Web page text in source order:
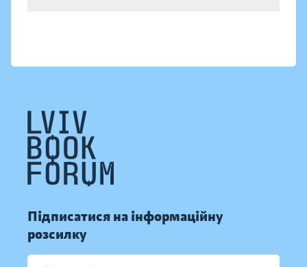
Підписатися на інформаційну
розсилку